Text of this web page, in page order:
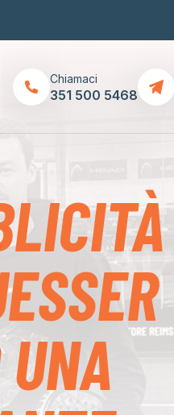
Chiamaci
351 500 5468